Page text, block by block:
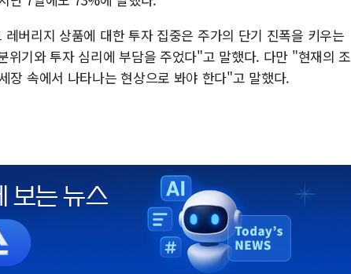
버리지 상품에 대한 투자 집중은 주가의 단기 진폭을 키우는
기와 투자 심리에 부담을 주었다"고 말했다. 다만 "현재의 조
장 속에서 나타나는 현상으로 봐야 한다"고 말했다.